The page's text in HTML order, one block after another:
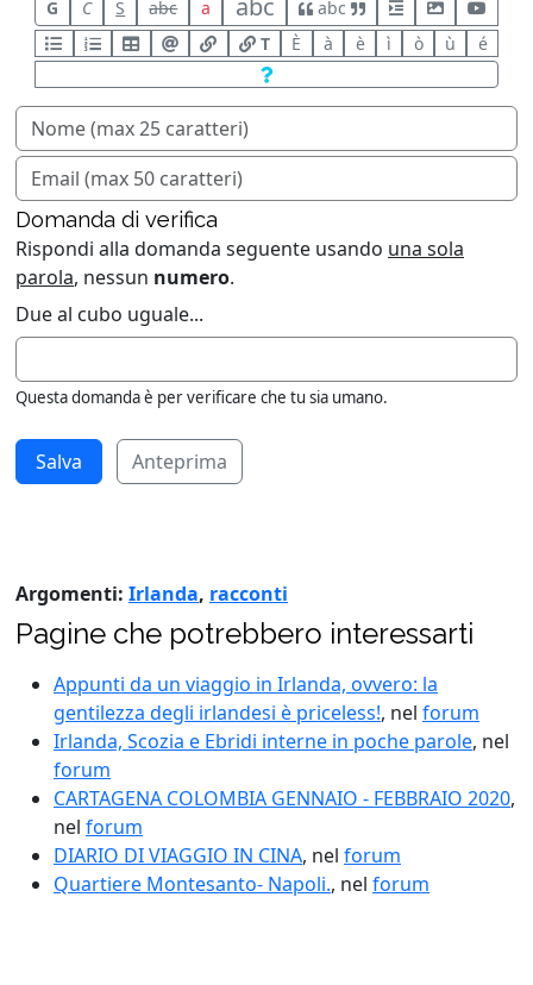
G C S abc a abc
abc
T
È à è ì ò ù é
Domanda di verifica
Rispondi alla domanda seguente usando una sola
parola, nessun numero.
Due al cubo uguale...
Questa domanda è per verificare che tu sia umano.
Anteprima
Argomenti: Irlanda, racconti
Pagine che potrebbero interessarti
Appunti da un viaggio in Irlanda, ovvero: la
gentilezza degli irlandesi è priceless!, nel forum
Irlanda, Scozia e Ebridi interne in poche parole, nel
forum
CARTAGENA COLOMBIA GENNAIO - FEBBRAIO 2020,
nel forum
DIARIO DI VIAGGIO IN CINA, nel forum
Quartiere Montesanto- Napoli., nel forum